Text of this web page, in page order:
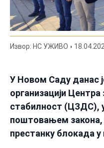
Извор: НС УЖИВО
У Новом Саду данас
организацији
стабилност (ЦЗДС),
поштовањем
престанку блокада у